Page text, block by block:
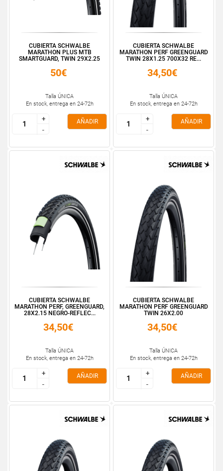
CUBIERTA SCHWALBE
MARATHON PLUS MTB
SMARTGUARD, TWIN 29X2.25
50€
Talla ÚNICA
En stock, entrega en 24-72h
+
-
+
-
AÑADIR
CUBIERTA SCHWALBE
MARATHON PERF GREENGUARD
TWIN 28X1.25 700X32 RE...
34,50€
Talla ÚNICA
En stock, entrega en 24-72h
+
-
+
-
AÑADIR
CUBIERTA SCHWALBE
MARATHON PERF, GREENGUARD,
28X2.15 NEGRO-REFLEC...
34,50€
Talla ÚNICA
En stock, entrega en 24-72h
+
-
+
-
AÑADIR
CUBIERTA SCHWALBE
MARATHON PERF GREENGUARD
TWIN 26X2.00
34,50€
Talla ÚNICA
En stock, entrega en 24-72h
+
-
+
-
AÑADIR